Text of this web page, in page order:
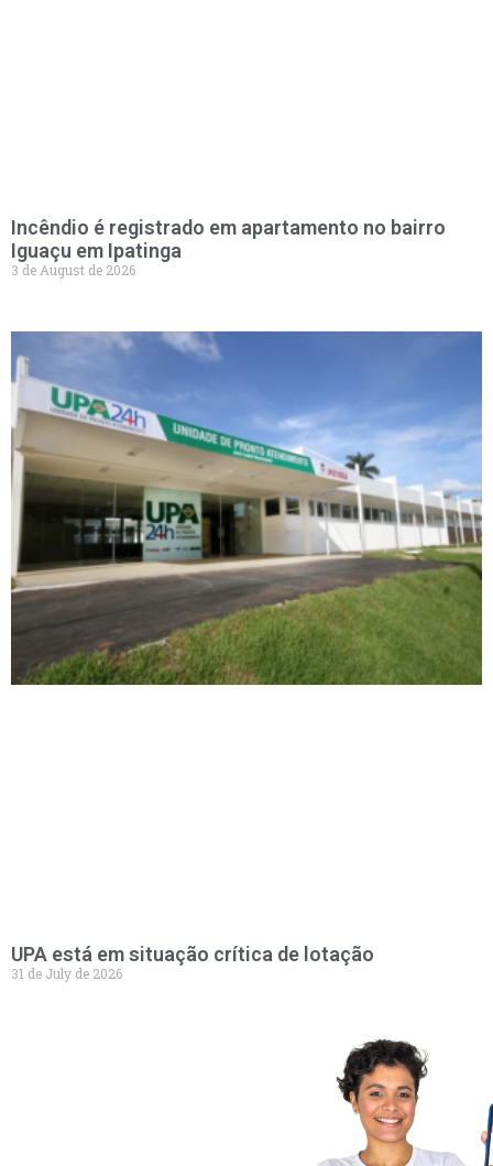
Incêndio é registrado em apartamento no bairro
Iguaçu em Ipatinga
3 de August de 2026
UPA está em situação crítica de lotação
31 de July de 2026